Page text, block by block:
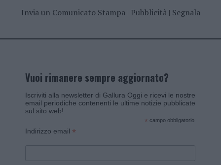
Invia un Comunicato Stampa| Pubblicità| Segnala
Vuoi rimanere sempre aggiornato?
Iscriviti alla newsletter di Gallura Oggi e ricevi le nostre
email periodiche contenenti le ultime notizie pubblicate
sul sito web!
* campo obbligatorio
Indirizzo email *